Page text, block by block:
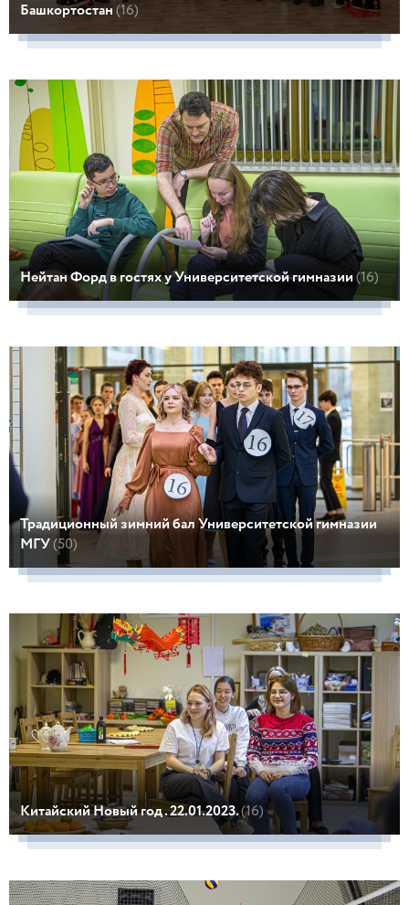
Башкортостан (16)
Нейтан Форд в гостях у Университетской гимназии(16)
Традиционный зимний бал Университетской гимназии
МГУ(50)
Китайский Новый год . 22.01.2023.(16)